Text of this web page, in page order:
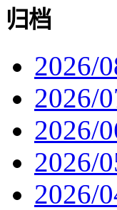
归档
2026/
2026/
2026/
2026/
2026/